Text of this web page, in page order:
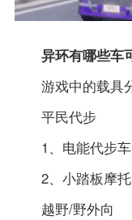
异环有哪些车
游戏中的载具
平民代步
1、电能代步
2、小踏板摩
越野/野外向